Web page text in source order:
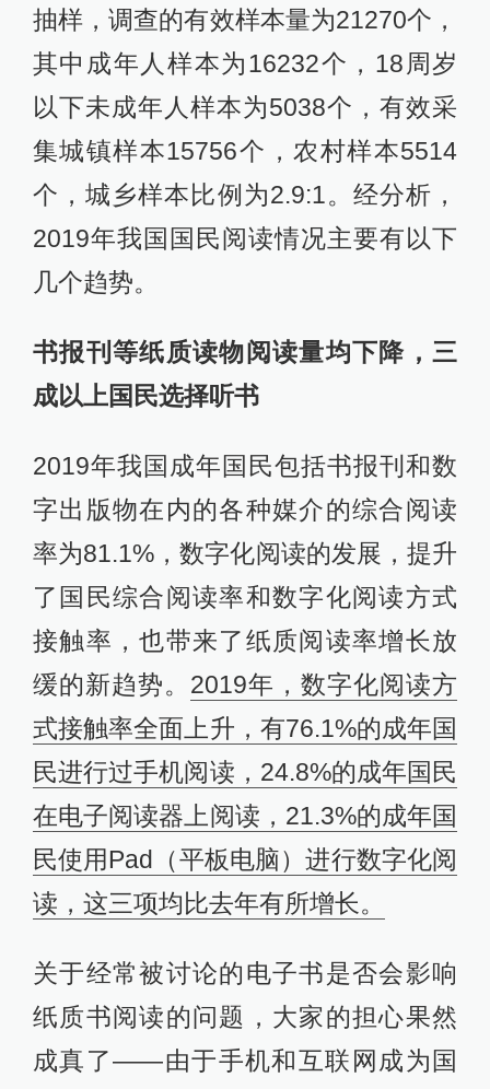
抽样，调查的有效样本量为21270个，
其中成年人样本为16232个，18周岁
以下未成年人样本为5038个，有效采
集城镇样本15756个，农村样本5514
个，城乡样本比例为2.9:1。经分析，
2019年我国国民阅读情况主要有以下
几个趋势。
书报刊等纸质读物阅读量均下降，三
成以上国民选择听书
2019年我国成年国民包括书报刊和数
字出版物在内的各种媒介的综合阅读
率为81.1%，数字化阅读的发展，提升
了国民综合阅读率和数字化阅读方式
接触率，也带来了纸质阅读率增长放
缓的新趋势。 2019年，数字化阅读方
式接触率全面上升，有76.1%的成年国
民进行过手机阅读，24.8%的成年国民
在电子阅读器上阅读，21.3%的成年国
民使用Pad（平板电脑）进行数字化阅
读，这三项均比去年有所增长。
关于经常被讨论的电子书是否会影响
纸质书阅读的问题，大家的担心果然
成真了——由于手机和互联网成为国